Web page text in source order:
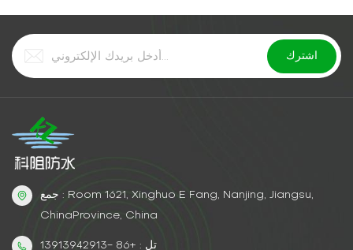
جمع : Room 1621, Xinghuo E Fang, Nanjing, Jiangsu,
ChinaProvince, China
تل : +86 -13913942913